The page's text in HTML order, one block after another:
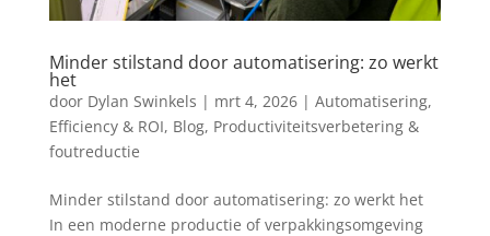
Minder stilstand door automatisering: zo werkt
het
door Dylan Swinkels | mrt 4, 2026| Automatisering,
Efficiency & ROI, Blog, Productiviteitsverbetering &
foutreductie
Minder stilstand door automatisering: zo werkt het
In een moderne productie of verpakkingsomgeving